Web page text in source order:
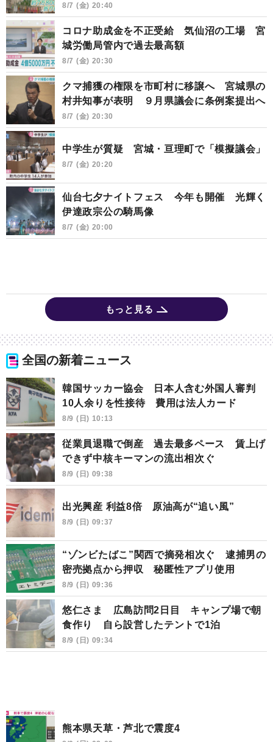
8/7 (金) 20:40
コロナ助成金を不正受給 気仙沼の工場 宮
城労働局管内で過去最高額
8/7 (金) 20:30
クマ捕獲の権限を市町村に移譲へ 宮城県の
村井知事が表明 ９月県議会に条例案提出へ
8/7 (金) 20:30
中学生が質疑 宮城・亘理町で「模擬議会」
8/7 (金) 20:20
仙台七夕ナイトフェス 今年も開催 光輝く
伊達政宗公の騎馬像
8/7 (金) 20:00
もっと見る
全国の新着ニュース
韓国サッカー協会 日本人含む外国人審判
10人余りを性接待 費用は法人カード
8/9 (日) 10:13
従業員退職で倒産 過去最多ペース 賃上げ
できず中核キーマンの流出相次ぐ
8/9 (日) 09:38
出光興産 利益8倍 原油高が“追い風”
8/9 (日) 09:37
“ゾンビたばこ”関西で摘発相次ぐ 逮捕男の
密売拠点から押収 秘匿性アプリ使用
8/9 (日) 09:36
悠仁さま 広島訪問2日目 キャンプ場で朝
食作り 自ら設営したテントで1泊
8/9 (日) 09:34
熊本県天草・芦北で震度4